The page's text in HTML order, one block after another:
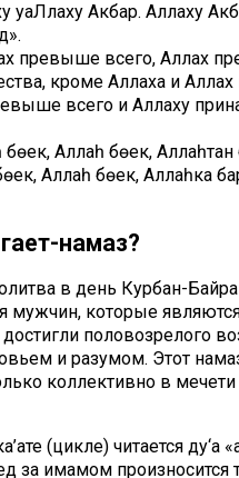
уаЛлаху Акбар. Аллаху
превыше всего, Аллах
кроме Аллаха и
всего и Аллаху
бөек, Аллаһ бөек,
Аллаһ бөек, Аллаһка
намаз?
в день Курбан-
мужчин, которые
половозрелого
и разумом. Этот
коллективно в мечети
(цикле) читается ду‘а
за имамом произносится